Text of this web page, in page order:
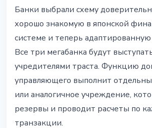
Банки выбрали схему
хорошо знакомую в японской
системе и теперь адаптированную
Все три мегабанка будут
учредителями траста. Функцию
управляющего выполнит
или аналогичное учреждение,
резервы и проводит расчеты по
транзакции.